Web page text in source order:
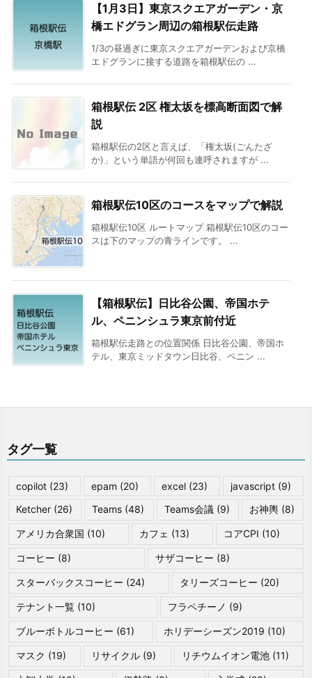
【1月3日】東京スクエアガーデン・京
橋エドグラン周辺の箱根駅伝走路
1/3の昼過ぎに東京スクエアガーデンおよび京橋
エドグランに接する道路を箱根駅伝の ...
箱根駅伝 2区 権太坂を標高断面図で解
説
箱根駅伝の2区と言えば、「権太坂(ごんたざ
か)」という単語が何回も連呼されますが ...
箱根駅伝10区のコースをマップで解説
箱根駅伝10区 ルートマップ 箱根駅伝10区のコー
スは下のマップの青ラインです。 ...
【箱根駅伝】日比谷公園、帝国ホテ
ル、ペニンシュラ東京前付近
箱根駅伝走路との位置関係 日比谷公園、帝国ホ
テル、東京ミッドタウン日比谷、ペニン ...
タグ一覧
copilot (23) epam (20) excel (23) javascript (9)
Ketcher (26) Teams (48) Teams会議 (9) お神輿(8)
アメリカ合衆国 (10) カフェ (13) コアCPI (10)
コーヒー (8) サザコーヒー (8)
スターバックスコーヒー (24) タリーズコーヒー (20)
テナント一覧 (10) フラペチーノ (9)
ブルーボトルコーヒー (61) ホリデーシーズン2019 (10)
マスク (19) リサイクル (9) リチウムイオン電池(11)